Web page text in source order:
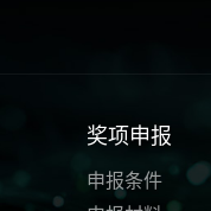
奖项申报
申报条件